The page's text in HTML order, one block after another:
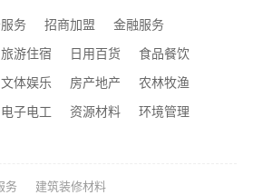
务 招商加盟
金融服务
旅游住宿 日用百货
食品餐饮
文体娱乐 房产地产
农林牧渔
电子电工 资源材料
环境管理
务 建筑装修材料